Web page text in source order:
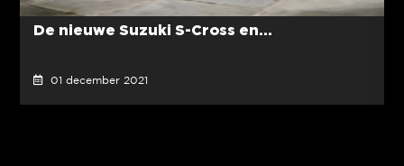
De nieuwe Suzuki S-Cross en...
01 december 2021